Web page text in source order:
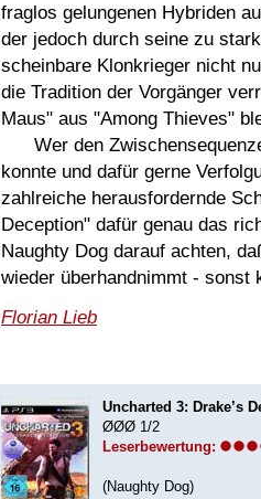
fraglos gelungenen Hybriden
der jedoch durch seine zu
scheinbare Klonkrieger nicht
die Tradition der Vorgänger
Maus" aus "Among Thieves"
Wer den
konnte und dafür gerne
zahlreiche herausfordernde
Deception" dafür genau das
Naughty Dog darauf achten,
wieder überhandnimmt - sonst
Florian Lieb
Uncharted 3: Drake’s
ØØØ 1/2
Leserbewertung:
(Naughty Dog)